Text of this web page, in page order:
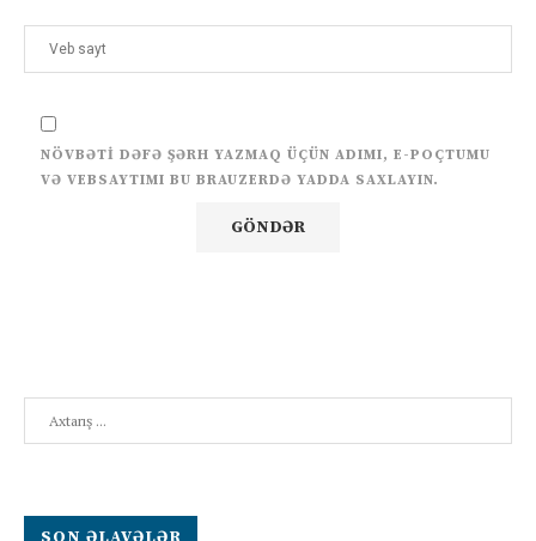
NÖVBƏTI DƏFƏ ŞƏRH YAZMAQ ÜÇÜN ADIMI, E-POÇTUMU
VƏ VEBSAYTIMI BU BRAUZERDƏ YADDA SAXLAYIN.